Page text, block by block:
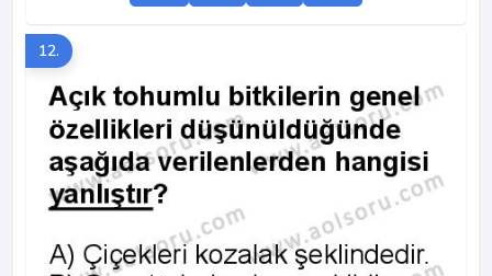
12.